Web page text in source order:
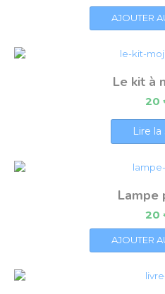
AJOUTER
Le kit à
20
Lire la
Lampe
20
AJOUTER